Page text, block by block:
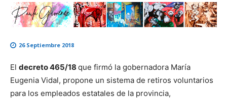
26 Septiembre 2018
El decreto 465/18 que firmó la gobernadora María
Eugenia Vidal, propone un sistema de retiros voluntarios
para los empleados estatales de la provincia,